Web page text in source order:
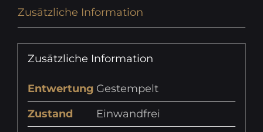
Zusätzliche Information
Zusätzliche Information
Entwertung Gestempelt
Zustand
Einwandfrei